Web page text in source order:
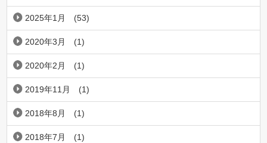
2025年1月 (53)
2020年3月 (1)
2020年2月 (1)
2019年11月 (1)
2018年8月 (1)
2018年7月 (1)